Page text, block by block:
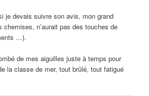
je devais suivre son avis, mon grand
chemises, n’aurait pas des touches de
…).
de mes aiguilles juste à temps pour
la classe de mer, tout brûlé, tout fatigué